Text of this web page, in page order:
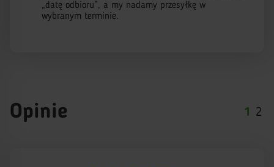
„datę odbioru”, a my nadamy przesyłkę w
wybranym terminie.
Opinie 1 2